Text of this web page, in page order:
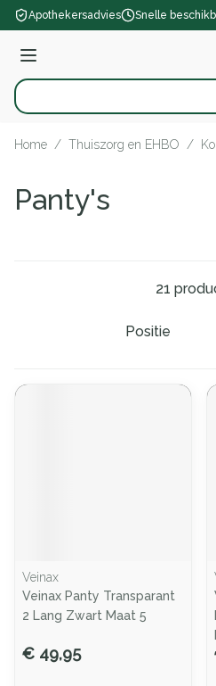
Ga naar de inhoud
Apothekersadvies Snelle
Menu
Product, merk, categorie...
Home / Thuiszorg en EHBO /
Panty's
21
Sorteer op:
Veinax
Veinax Panty Transparant
2 Lang Zwart Maat 5
€ 49,95